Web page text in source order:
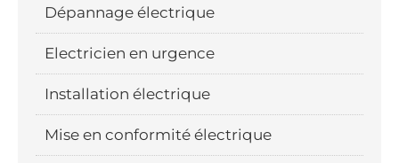
Dépannage électrique
Electricien en urgence
Installation électrique
Mise en conformité électrique